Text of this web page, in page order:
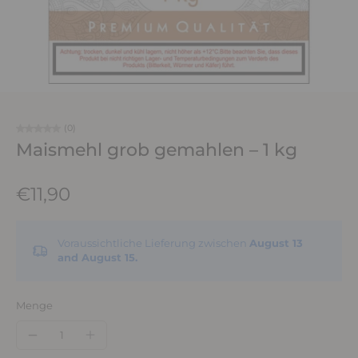
(0)
Maismehl grob gemahlen – 1 kg
€11,90
Voraussichtliche Lieferung zwischen August 13
and August 15.
Menge